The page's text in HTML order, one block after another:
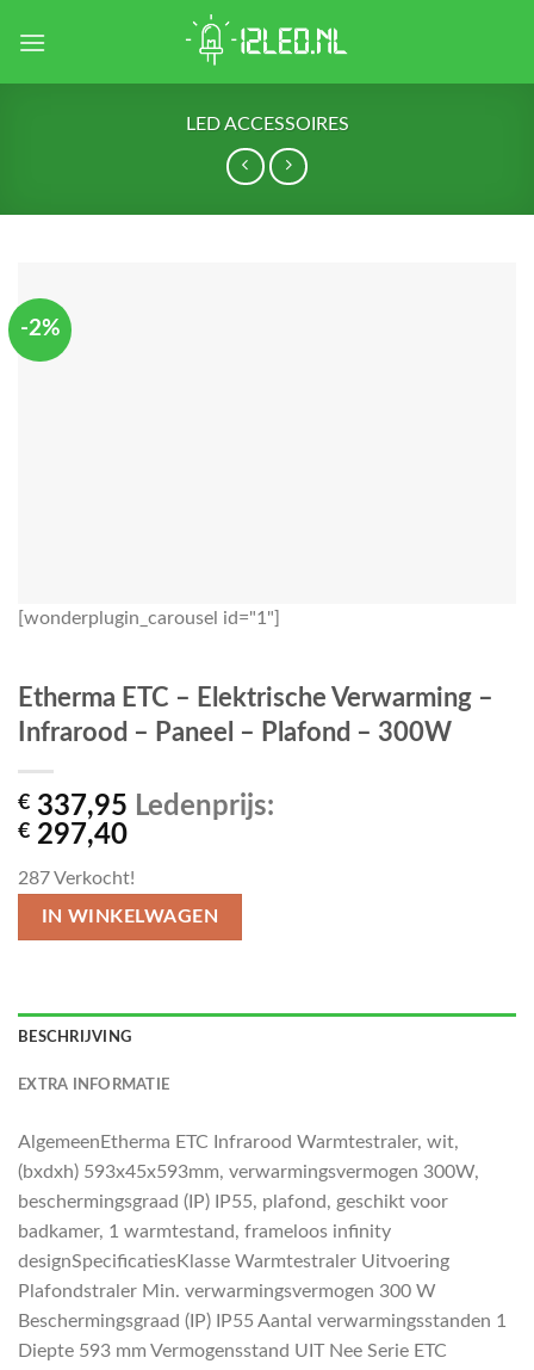
LED ACCESSOIRES
-2%
[wonderplugin_carousel id="1"]
Etherma ETC – Elektrische Verwarming –
Infrarood – Paneel – Plafond – 300W
€ 337,95 Ledenprijs:
€ 297,40
287Verkocht!
IN WINKELWAGEN
BESCHRIJVING
EXTRA INFORMATIE
AlgemeenEtherma ETC Infrarood Warmtestraler, wit,
(bxdxh) 593x45x593mm, verwarmingsvermogen 300W,
beschermingsgraad (IP) IP55, plafond, geschikt voor
badkamer, 1 warmtestand, frameloos infinity
designSpecificatiesKlasse Warmtestraler Uitvoering
Plafondstraler Min. verwarmingsvermogen 300 W
Beschermingsgraad (IP) IP55 Aantal verwarmingsstanden 1
Diepte 593 mm Vermogensstand UIT Nee Serie ETC